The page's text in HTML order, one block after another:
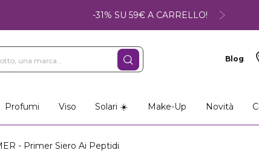
-31% SU 59€ A CARRELLO!
Blog
Profumi Viso Solari ☀️ Make-Up Novità
- Primer Siero Ai Peptidi